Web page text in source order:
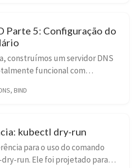
Parte 5: Configuração do
construímos um servidor DNS
funcional com
servidor DNS é um ponto
BIND
kubectl dry-run
para o uso do comando
run. Ele foi projetado para